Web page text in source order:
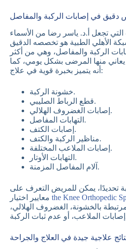
في إصابات الركبة والمفاصل
تجعل أ.د. ياسر رضا من الأسماء
الأهلي الطبية هو تخصصه الدقيق
الركبة والمفاصل، وهي من أكثر
يعاني منها المرضى بشكل يومي، كما
أنه يتميز بخبرة قوية في علاج:
خشونة الركبة.
قطع الرباط الصليبي.
إصابات الغضروف الهلالي.
التهابات المفاصل.
إصابات الكتف.
مناظير الركبة والكتف.
إصابات الملاعب المختلفة.
التهابات الأوتار.
آلام المفاصل المزمنة.
تحديدًا، يمكن للمريض التعرف على
the Knee Orthopedic
بالخشونة، الغضروف الهلالي،
علاجية جيدة في العلاج والجراحة